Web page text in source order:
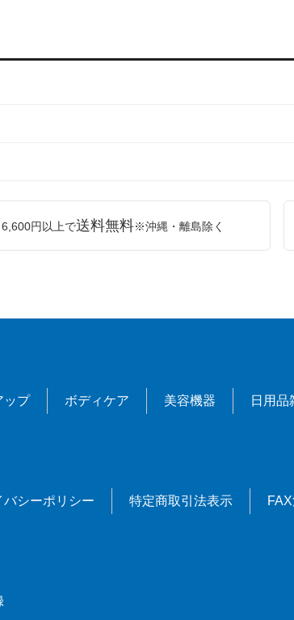
6,600円以上で送料無料※沖縄・離島除く
ップ ボディケア 美容機器 日用品
バシーポリシー 特定商取引法表示